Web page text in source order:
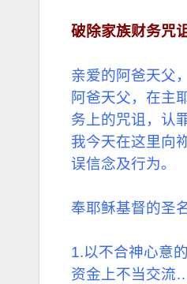
破除家族财务咒诅
亲爱的阿爸天父，
阿爸天父，在主
务上的咒诅，认
我今天在这里向
误信念及行为。
奉耶稣基督的圣
1.以不合神心意
资金上不当交流